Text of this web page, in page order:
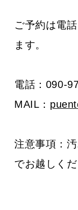
ご予約は電
ます。
電話：090-
MAIL：
注意事項：
でお越しくだ